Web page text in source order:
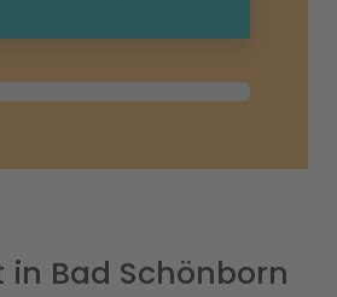
in Bad Schönborn